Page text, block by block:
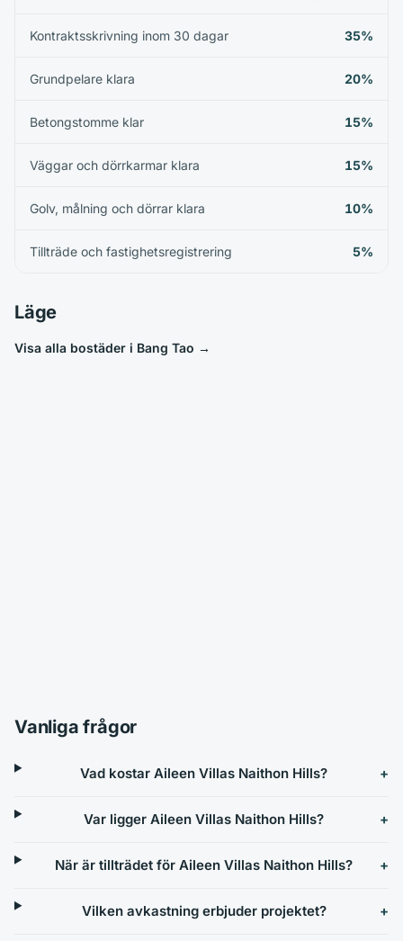
Kontraktsskrivning inom 30 dagar 35%
Grundpelare klara 20%
Betongstomme klar 15%
Väggar och dörrkarmar klara 15%
Golv, målning och dörrar klara 10%
Tillträde och fastighetsregistrering 5%
Läge
Visa alla bostäder i Bang Tao →
Vanliga frågor
Vad kostar Aileen Villas Naithon Hills?
Var ligger Aileen Villas Naithon Hills?
När är tillträdet för Aileen Villas Naithon Hills?
Vilken avkastning erbjuder projektet?